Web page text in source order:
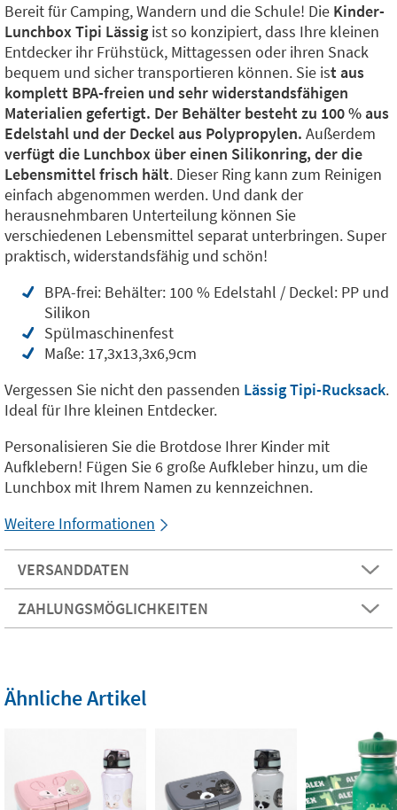
Bereit für Camping, Wandern und die Schule! Die Kinder-
Lunchbox Tipi Lässig ist so konzipiert, dass Ihre kleinen
Entdecker ihr Frühstück, Mittagessen oder ihren Snack
bequem und sicher transportieren können. Sie ist aus
komplett BPA-freien und sehr widerstandsfähigen
Materialien gefertigt. Der Behälter besteht zu 100 % aus
Edelstahl und der Deckel aus Polypropylen. Außerdem
verfügt die Lunchbox über einen Silikonring, der die
Lebensmittel frisch hält. Dieser Ring kann zum Reinigen
einfach abgenommen werden. Und dank der
herausnehmbaren Unterteilung können Sie
verschiedenen Lebensmittel separat unterbringen. Super
praktisch, widerstandsfähig und schön!
BPA-frei: Behälter: 100 % Edelstahl / Deckel: PP und
Silikon
Spülmaschinenfest
Maße: 17,3x13,3x6,9cm
Vergessen Sie nicht den passenden Lässig Tipi-Rucksack.
Ideal für Ihre kleinen Entdecker.
Personalisieren Sie die Brotdose Ihrer Kinder mit
Aufklebern! Fügen Sie 6 große Aufkleber hinzu, um die
Lunchbox mit Ihrem Namen zu kennzeichnen.
Weitere Informationen
VERSANDDATEN
ZAHLUNGSMÖGLICHKEITEN
Ähnliche Artikel